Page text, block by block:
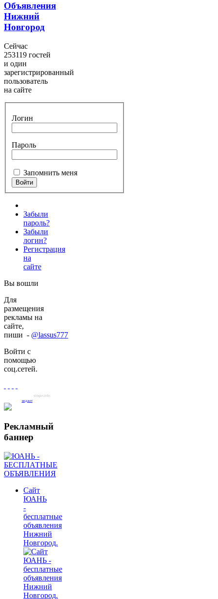
Объявления
Нижний
Новгород
Сейчас
253119 гостей
и один
зарегистрированный
пользователь
на сайте
Логин
Пароль
Запомнить меня
Забыли
пароль?
Забыли
логин?
Регистрация
на
сайте
Вы вошли
Для
размещения
рекламы на
сайте,
пиши - @lassus777
Войти с
помощью
соц.сетей.
slogin.info
виджет
Рекламный
баннер
Сайт
ЮАНЬ
-
бесплатные
объявления
Нижний
Новгород.